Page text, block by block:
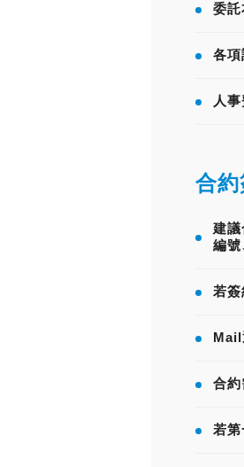
委
各項
人
合約
建
編號
若簽
Mail
合約
若第